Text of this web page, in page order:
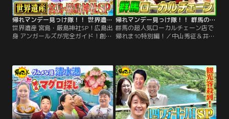
帰れマンデー見っけ隊！！ 世界遺産 宮島・厳島神社SP！広島出身 アンガールズが完全ガイド！創業100年を超える老舗名店を探す旅（2026/06/15放送分）
世界遺産 宮島・厳島神社SP！広島出
身 アンガールズが完全ガイド！創業
中！“神の島”宮島・厳島神社SP 海上
の大鳥居で知られる厳島神社や、空
海が修行したことから“開運の山”と
呼ばれる弥山など 意外と知らない観
光地・宮島を地元・広島出身のアン
ガールズがガイド！
帰れマンデー見っけ隊！！ 群馬の超人気ローカルチェーン店で帰れま10特別編！（2026/06/08放送分）
群馬の超人気ローカルチェーン店で
帰れま10特別編！／中山秀征＆井森
2026年のいま特に人気を誇る、群馬
ローカルチェーン店を巡り売上1位
を当てる旅 当てられないとその店で
は実食無しで即移動という過酷ルー
ル 群馬県民のお祝いといえばココ！